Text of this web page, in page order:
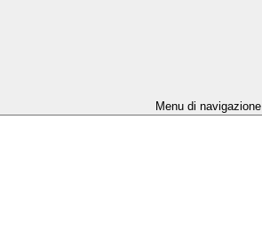
Menu di navigazione